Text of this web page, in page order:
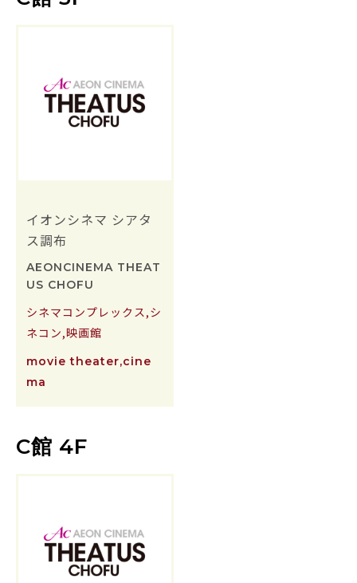
イオンシネマ シアタ
ス調布
AEONCINEMA THEAT
US CHOFU
シネマコンプレックス,シ
ネコン,映画館
movie theater,cine
ma
C館 4F